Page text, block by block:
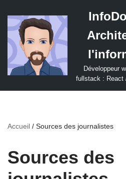
Aller
au
contenu
Développeur
fullstack : React
Accueil / Sources des journalistes
Sources des